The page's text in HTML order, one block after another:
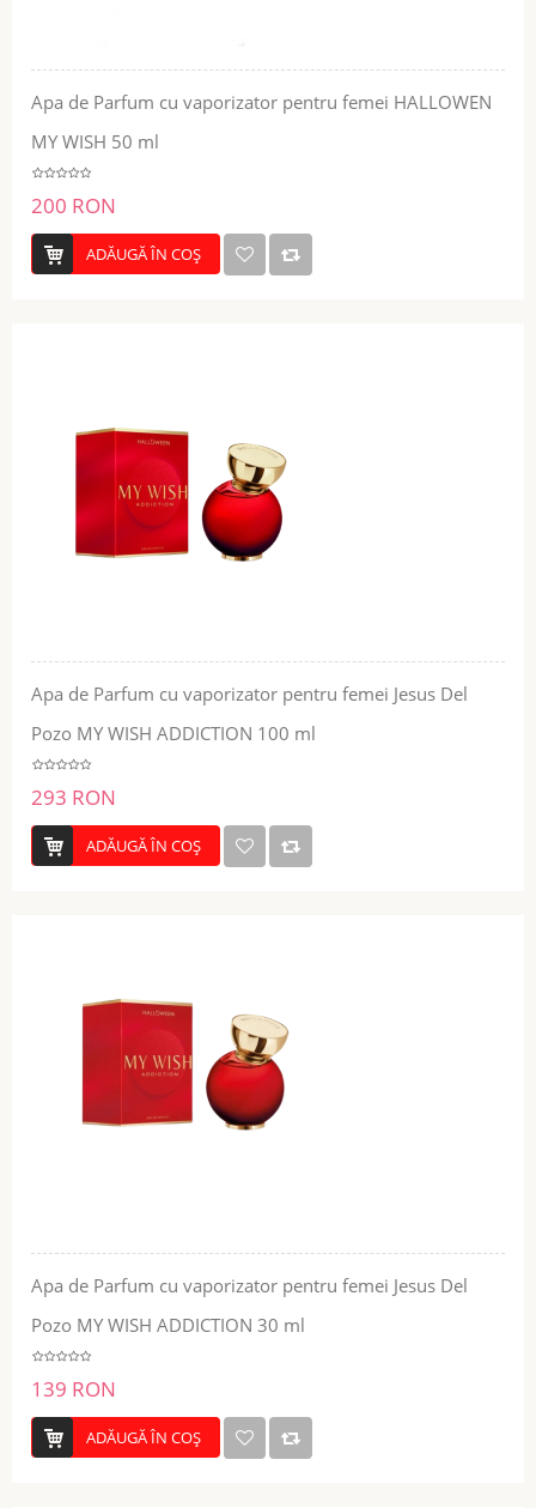
Apa de Parfum cu vaporizator pentru femei HALLOWEN
MY WISH 50 ml
200 RON
ADĂUGĂ ÎN COŞ
Apa de Parfum cu vaporizator pentru femei Jesus Del
Pozo MY WISH ADDICTION 100 ml
293 RON
ADĂUGĂ ÎN COŞ
Apa de Parfum cu vaporizator pentru femei Jesus Del
Pozo MY WISH ADDICTION 30 ml
139 RON
ADĂUGĂ ÎN COŞ